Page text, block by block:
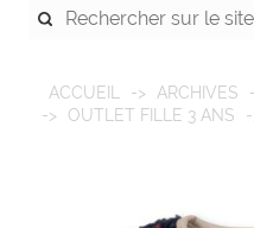
ACCUEIL ARCHIVES
OUTLET FILLE 3 ANS